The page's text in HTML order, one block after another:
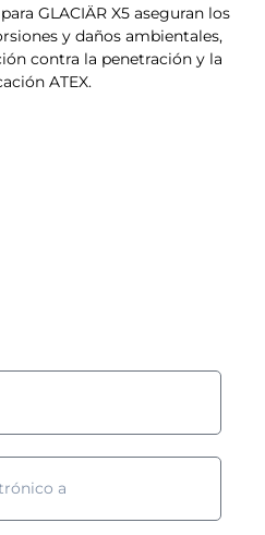
GLACIÄR X5 aseguran los
y daños ambientales,
contra la penetración y la
ATEX.